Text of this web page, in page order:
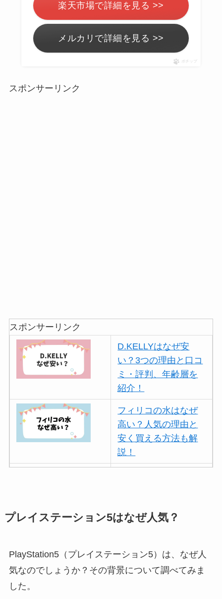
楽天市場で詳細を見る >>
メルカリで詳細を見る >>
ポチップ
スポンサーリンク
スポンサーリンク
D.KELLYはなぜ安
い？3つの理由と口コ
ミ・評判、年齢層を
紹介！
フィリコの水はなぜ
高い？人気の理由と
安く買える方法も解
説！
を紹介！
い理由は？なぜ人
気？安く買う方法も
プレイステーション5はなぜ人気？
PlayStation5（プレイステーション5）は、なぜ人
気なのでしょうか？その背景について調べてみま
した。